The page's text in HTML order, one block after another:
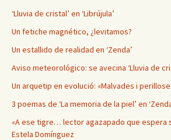
‘Lluvia de cristal’ en ‘Librújula’
Un fetiche magnético, ¿levitamos?
Un estallido de realidad en ‘Zenda’
Aviso meteorológico: se avecina ‘Lluvia de
Un arquetip en evolució: «Malvades i
3 poemas de ‘La memoria de la piel’ en
«A ese tigre… lector agazapado que espera
Estela Domínguez